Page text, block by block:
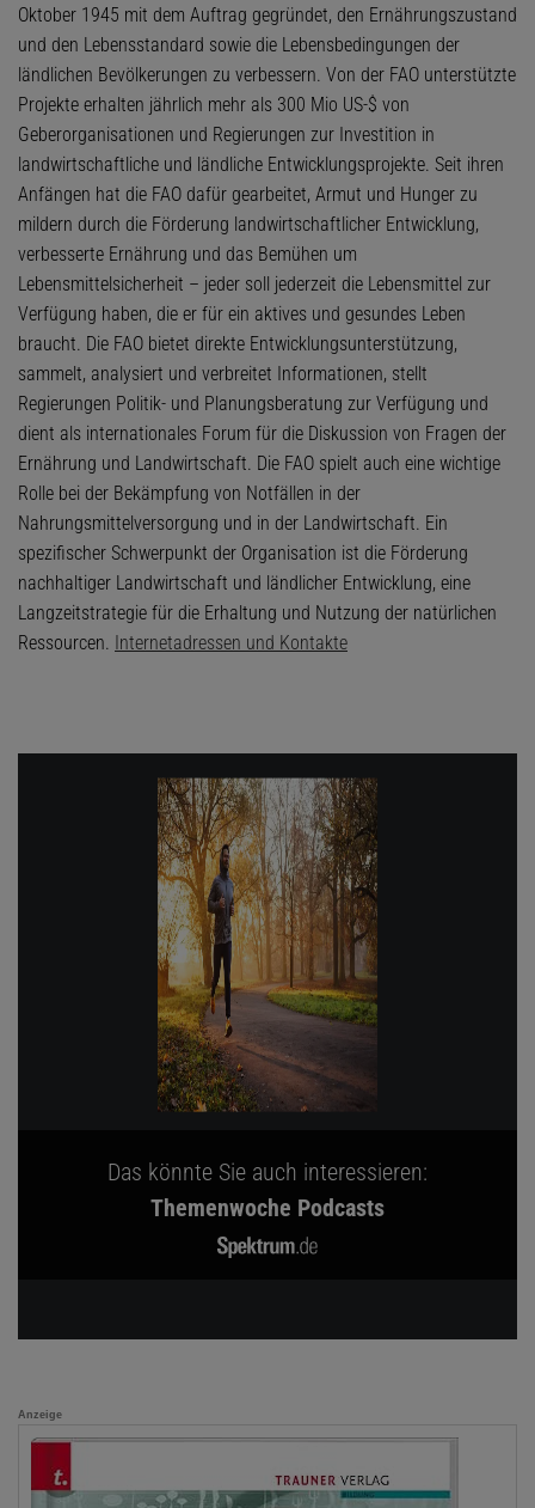
Oktober 1945 mit dem Auftrag gegründet, den Ernährungszustand
und den Lebensstandard sowie die Lebensbedingungen der
ländlichen Bevölkerungen zu verbessern. Von der FAO unterstützte
Projekte erhalten jährlich mehr als 300 Mio US-$ von
Geberorganisationen und Regierungen zur Investition in
landwirtschaftliche und ländliche Entwicklungsprojekte. Seit ihren
Anfängen hat die FAO dafür gearbeitet, Armut und Hunger zu
mildern durch die Förderung landwirtschaftlicher Entwicklung,
verbesserte Ernährung und das Bemühen um
Lebensmittelsicherheit – jeder soll jederzeit die Lebensmittel zur
Verfügung haben, die er für ein aktives und gesundes Leben
braucht. Die FAO bietet direkte Entwicklungsunterstützung,
sammelt, analysiert und verbreitet Informationen, stellt
Regierungen Politik- und Planungsberatung zur Verfügung und
dient als internationales Forum für die Diskussion von Fragen der
Ernährung und Landwirtschaft. Die FAO spielt auch eine wichtige
Rolle bei der Bekämpfung von Notfällen in der
Nahrungsmittelversorgung und in der Landwirtschaft. Ein
spezifischer Schwerpunkt der Organisation ist die Förderung
nachhaltiger Landwirtschaft und ländlicher Entwicklung, eine
Langzeitstrategie für die Erhaltung und Nutzung der natürlichen
Ressourcen. Internetadressen und Kontakte
Das könnte Sie auch interessieren:
Themenwoche Podcasts
Anzeige